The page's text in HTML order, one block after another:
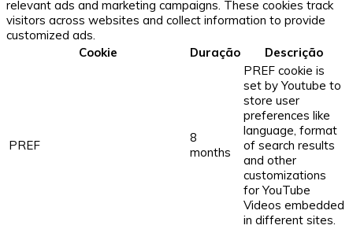
relevant ads and marketing campaigns. These cookies track
visitors across websites and collect information to provide
customized ads.
Cookie
Duração Descrição
PREF
8
months
PREF cookie is
set by Youtube to
store user
preferences like
language, format
of search results
and other
customizations
for YouTube
Videos embedded
in different sites.